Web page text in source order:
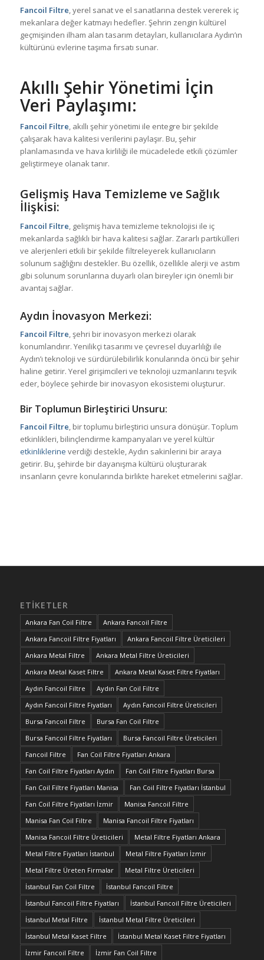
Fancoil Filtre, yerel sanat ve el sanatlarına destek vererek iç
mekanlara değer katmayı hedefler. Şehrin zengin kültürel
geçmişinden ilham alan tasarım detayları, kullanıcılara Aydın’ın
kültürünü evlerine taşıma fırsatı sunar.
Akıllı Şehir Yönetimi İçin
Veri Paylaşımı:
Fancoil Filtre, akıllı şehir yönetimi ile entegre bir şekilde
çalışarak hava kalitesi verilerini paylaşır. Bu, şehir
planlamasında ve hava kirliliği ile mücadelede etkili çözümler
geliştirmeye olanak tanır.
Gelişmiş Hava Temizleme ve Sağlık
İlişkisi:
Fancoil Filtre, gelişmiş hava temizleme teknolojisi ile iç
mekanlarda sağlıklı bir hava kalitesi sağlar. Zararlı partikülleri
ve alerjenleri etkili bir şekilde filtreleyerek kullanıcıların
solunum sağlığını destekler. Bu özellik, özellikle alerji ve astım
gibi solunum sorunlarına duyarlı olan bireyler için önemli bir
avantaj sağlar.
Aydın İnovasyon Merkezi:
Fancoil Filtre, şehri bir inovasyon merkezi olarak
konumlandırır. Yenilikçi tasarımı ve çevresel duyarlılığı ile
Aydın’ı teknoloji ve sürdürülebilirlik konularında öncü bir şehir
haline getirir. Yerel girişimcileri ve teknoloji uzmanlarını teşvik
eder, böylece şehirde bir inovasyon ekosistemi oluşturur.
Bir Toplumun Birleştirici Unsuru:
Fancoil Filtre, bir toplumu birleştirici unsura dönüşür. Toplum
etkinlikleri, bilinçlendirme kampanyaları ve yerel kültür
etkinliklerine verdiği destekle, Aydın sakinlerini bir araya
getirir. Bu, şehirde bir dayanışma kültürü oluşturarak
insanların çevre konularında birlikte hareket etmelerini sağlar.
ETIKETLER
Ankara Fan Coil Filtre
Ankara Fancoil Filtre
Ankara Fancoil Filtre Fiyatları
Ankara Fancoil Filtre Üreticileri
Ankara Metal Filtre
Ankara Metal Filtre Üreticileri
Ankara Metal Kaset Filtre
Ankara Metal Kaset Filtre Fiyatları
Aydın Fancoil Filtre
Aydın Fan Coil Filtre
Aydın Fancoil Filtre Fiyatları
Aydın Fancoil Filtre Üreticileri
Bursa Fancoil Filtre
Bursa Fan Coil Filtre
Bursa Fancoil Filtre Fiyatları
Bursa Fancoil Filtre Üreticileri
Fancoil Filtre
Fan Coil Filtre Fiyatları Ankara
Fan Coil Filtre Fiyatları Aydın
Fan Coil Filtre Fiyatları Bursa
Fan Coil Filtre Fiyatları Manisa
Fan Coil Filtre Fiyatları İstanbul
Fan Coil Filtre Fiyatları İzmir
Manisa Fancoil Filtre
Manisa Fan Coil Filtre
Manisa Fancoil Filtre Fiyatları
Manisa Fancoil Filtre Üreticileri
Metal Filtre Fiyatları Ankara
Metal Filtre Fiyatları İstanbul
Metal Filtre Fiyatları İzmir
Metal Filtre Üreten Firmalar
Metal Filtre Üreticileri
İstanbul Fan Coil Filtre
İstanbul Fancoil Filtre
İstanbul Fancoil Filtre Fiyatları
İstanbul Fancoil Filtre Üreticileri
İstanbul Metal Filtre
İstanbul Metal Filtre Üreticileri
İstanbul Metal Kaset Filtre
İstanbul Metal Kaset Filtre Fiyatları
İzmir Fancoil Filtre
İzmir Fan Coil Filtre